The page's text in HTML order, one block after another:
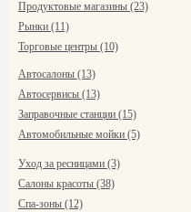
Продуктовые магазины (23)
Рынки (11)
Торговые центры (10)
Автосалоны (13)
Автосервисы (13)
Заправочные станции (15)
Автомобильные мойки (5)
Уход за ресницами (3)
Салоны красоты (38)
Спа-зоны (12)